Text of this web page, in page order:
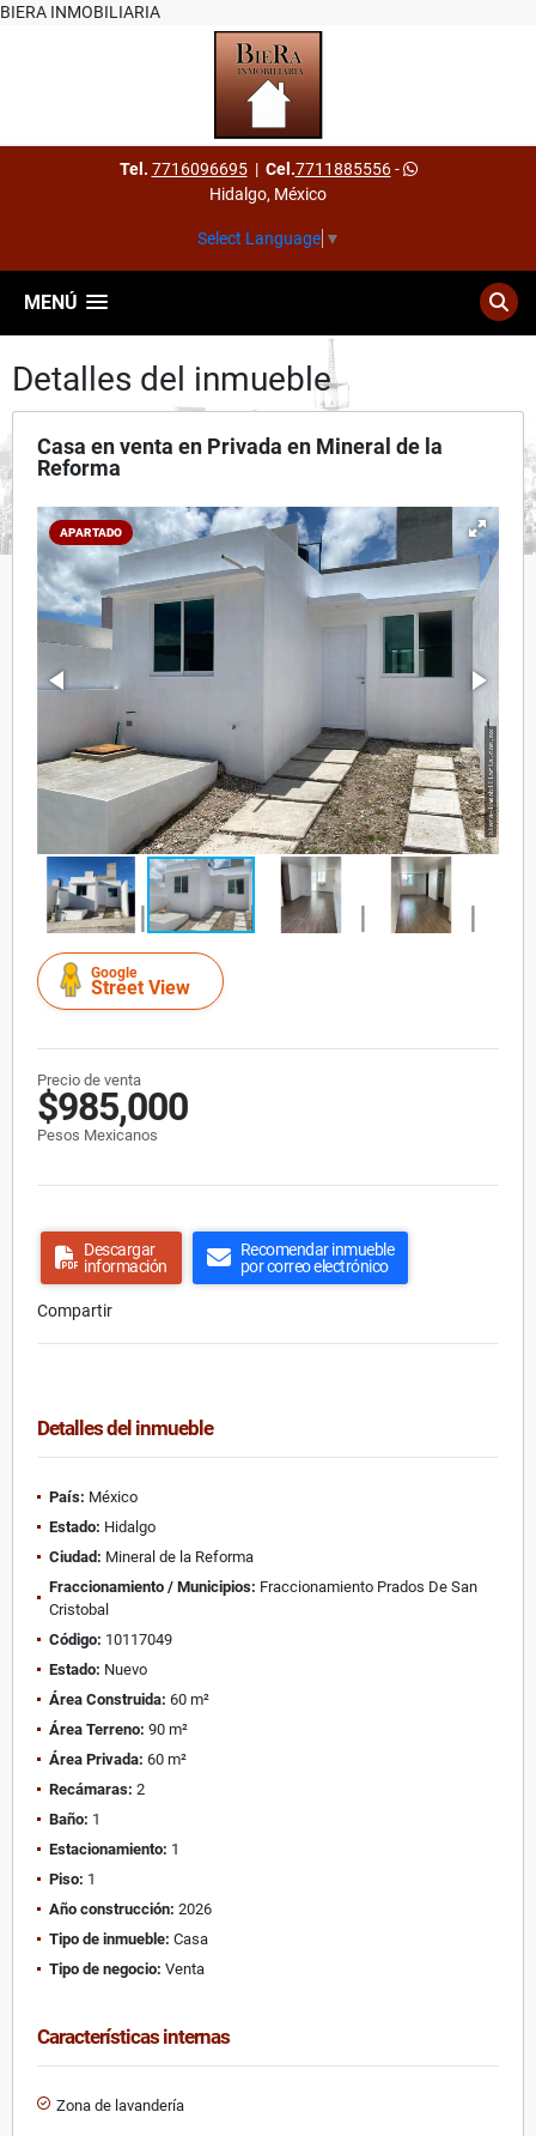
BIERA INMOBILIARIA
Tel. 7716096695| Cel.7711885556-
Hidalgo, México
Select Language ▼
MENÚ
Detalles del inmueble
Casa en venta en Privada en Mineral de la
Reforma
APARTADO
Google
Street View
Precio de venta
$985,000
Pesos Mexicanos
Descargar
información
Recomendar inmueble
por correo electrónico
Compartir
Detalles del inmueble
País: México
Estado: Hidalgo
Ciudad: Mineral de la Reforma
Fraccionamiento / Municipios: Fraccionamiento Prados De San
Cristobal
Código: 10117049
Estado: Nuevo
Área Construida: 60 m²
Área Terreno: 90 m²
Área Privada: 60 m²
Recámaras: 2
Baño: 1
Estacionamiento: 1
Piso: 1
Año construcción: 2026
Tipo de inmueble: Casa
Tipo de negocio: Venta
Características internas
Zona de lavandería